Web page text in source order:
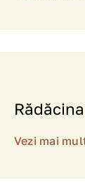
Vezi mai